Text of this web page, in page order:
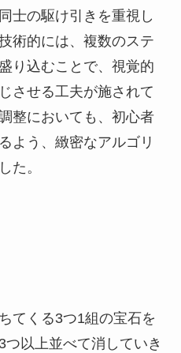
士の駆け引きを重視し
術的には、複数のステ
り込むことで、視覚的
させる工夫が施されて
整においても、初心者
よう、緻密なアルゴリ
た。
てくる3つ1組の宝石を
以上並べて消していき